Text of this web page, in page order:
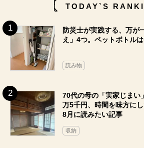
TODAY`S
防災士が実践する、万が
え」4つ。ペットボトル
読み物
70代の母の「実家じまい
万5千円、時間を味方に
8月に読みたい記事
収納